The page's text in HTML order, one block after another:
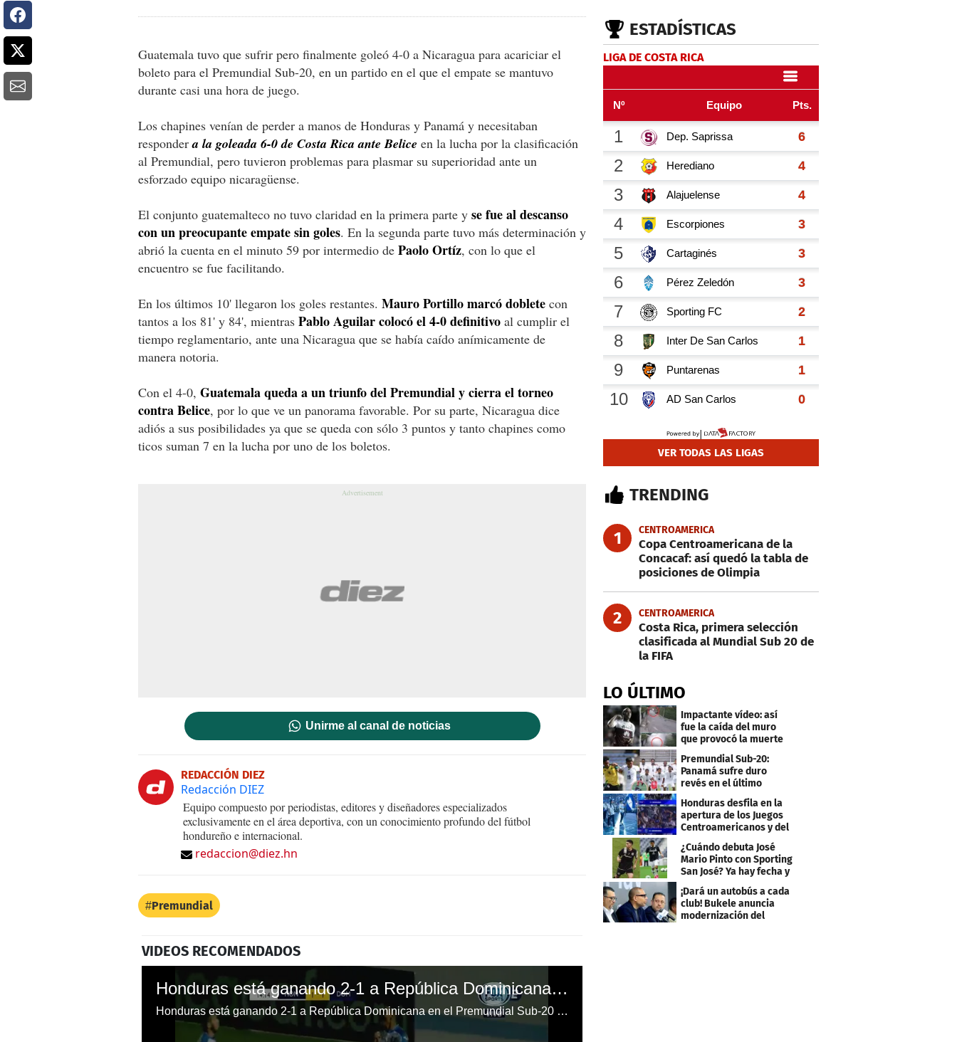
Guatemala tuvo que sufrir pero finalmente goleó 4-0 a Nicaragua para acariciar el
boleto para el Premundial Sub-20, en un partido en el que el empate se mantuvo
durante casi una hora de juego.
Los chapines venían de perder a manos de Honduras y Panamá y necesitaban
respondera la goleada 6-0 de Costa Rica ante Belice en la lucha por la clasificación
al Premundial, pero tuvieron problemas para plasmar su superioridad ante un
esforzado equipo nicaragüense.
El conjunto guatemalteco no tuvo claridad en la primera parte y se fue al descanso
con un preocupante empate sin goles. En la segunda parte tuvo más determinación y
abrió la cuenta en el minuto 59 por intermedio de Paolo Ortíz, con lo que el
encuentro se fue facilitando.
En los últimos 10' llegaron los goles restantes. Mauro Portillo marcó doblete con
tantos a los 81' y 84', mientras Pablo Aguilar colocó el 4-0 definitivo al cumplir el
tiempo reglamentario, ante una Nicaragua que se había caído anímicamente de
manera notoria.
Con el 4-0, Guatemala queda a un triunfo del Premundial y cierra el torneo
contra Belice, por lo que ve un panorama favorable. Por su parte, Nicaragua dice
adiós a sus posibilidades ya que se queda con sólo 3 puntos y tanto chapines como
ticos suman 7 en la lucha por uno de los boletos.
Unirme al canal de noticias
REDACCIÓN DIEZ
Redacción DIEZ
Equipo compuesto por periodistas, editores y diseñadores especializados
exclusivamente en el área deportiva, con un conocimiento profundo del fútbol
hondureño e internacional.
redaccion@diez.hn
Premundial
VIDEOS RECOMENDADOS
Honduras está ganando 2-1 a República Dominicana en Premundial Sub-20
Honduras está ganando 2-1 a República Dominicana en el Premundial Sub-20 en Bradenton, Florida.
ESTADÍSTICAS
LIGA DE COSTA RICA
VER TODAS LAS LIGAS
TRENDING
1 CENTROAMERICA
Copa Centroamericana de la
Concacaf: así quedó la tabla de
posiciones de Olimpia
2 CENTROAMERICA
Costa Rica, primera selección
clasificada al Mundial Sub 20 de
la FIFA
LO ÚLTIMO
Impactante vídeo: así
fue la caída del muro
que provocó la muerte
de Tássio Maia
Premundial Sub-20:
Panamá sufre duro
revés en el último
minuto y se aleja de 4tos
Honduras desfila en la
apertura de los Juegos
Centroamericanos y del
Caribe 2026
¿Cuándo debuta José
Mario Pinto con Sporting
San José? Ya hay fecha y
¡Dará un autobús a cada
club! Bukele anuncia
modernización del